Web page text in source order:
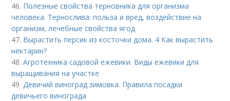
46. Полезные свойства терновника для организма
человека. Тернослива: польза и вред, воздействие на
организм, лечебные свойства ягод
47. Вырастить персик из косточки дома. 4 Как вырастить
нектарин?
48.Агротехника садовой ежевики. Виды ежевики для
выращивания на участке
49. Девичий виноград зимовка. Правила посадки
девичьего винограда